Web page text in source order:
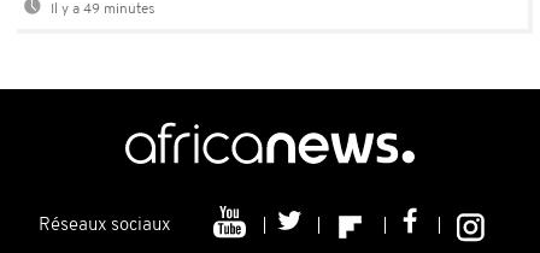
Il y a 49 minutes
Réseaux sociaux